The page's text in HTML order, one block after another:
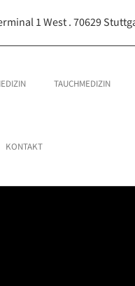
1 West . 70629
TAUCHMEDIZIN
KONTAKT